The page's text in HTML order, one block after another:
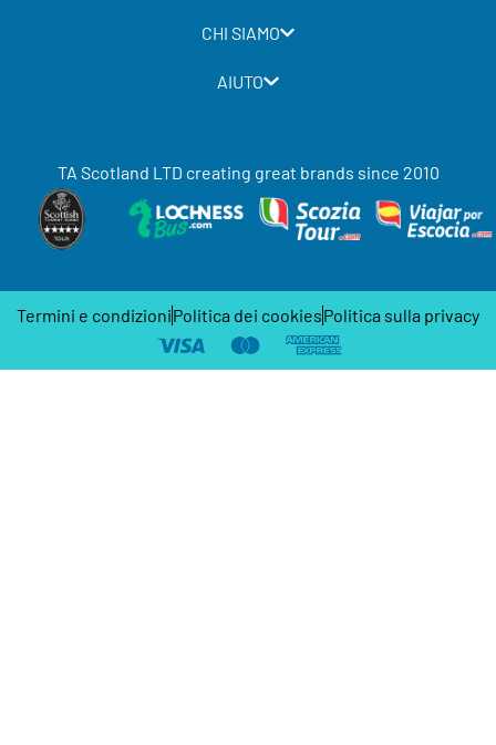
CHI SIAMO
AIUTO
TA Scotland LTD creating great brands since 2010
Termini e condizioniPolitica dei cookiesPolitica sulla privacy